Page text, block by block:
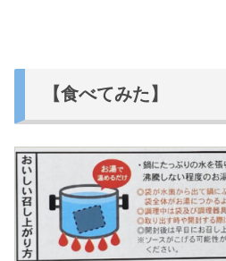
【食べてみた】